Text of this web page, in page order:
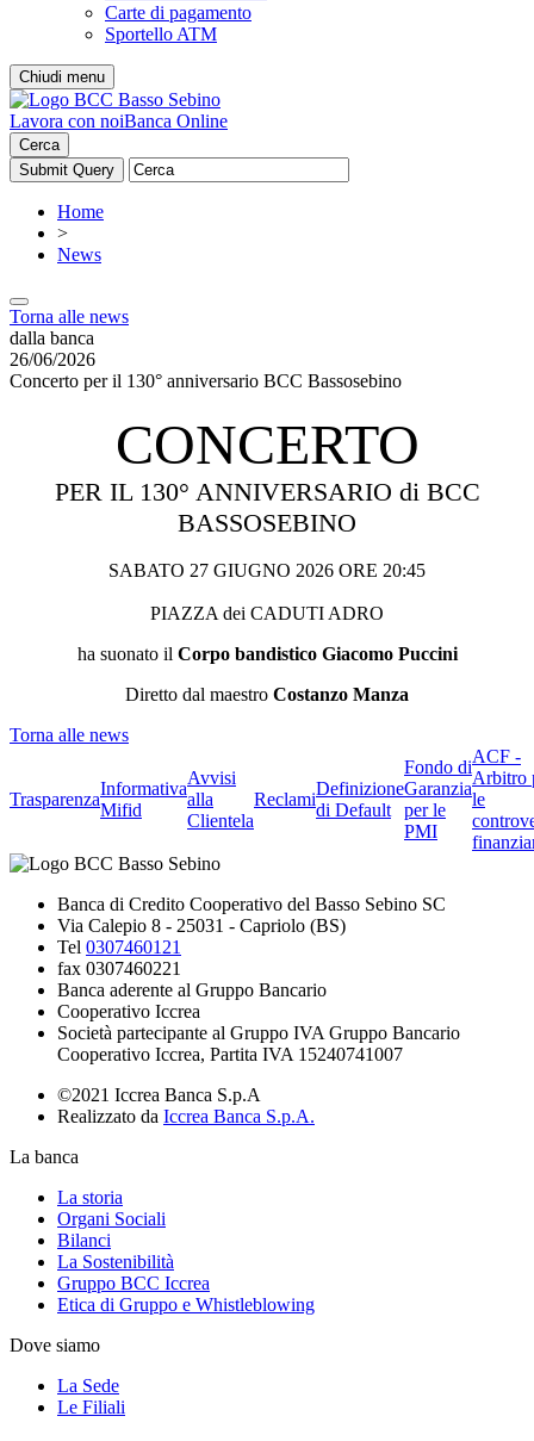
Carte di pagamento
Sportello ATM
Chiudi menu
Lavora con noiBanca Online
Cerca
Home
>
News
Torna alle news
dalla banca
26/06/2026
Concerto per il 130° anniversario BCC Bassosebino
CONCERTO
PER IL 130° ANNIVERSARIO di BCC
BASSOSEBINO
SABATO 27 GIUGNO 2026 ORE 20:45
PIAZZA dei CADUTI ADRO
ha suonato il Corpo bandistico Giacomo Puccini
Diretto dal maestro Costanzo Manza
Torna alle news
Trasparenza
Informativa
Mifid
Avvisi
alla
Clientela
Reclami
Definizione
di Default
Fondo di
Garanzia
per le
PMI
ACF -
Arbitro
le
Banca di Credito Cooperativo del Basso Sebino SC
Via Calepio 8 - 25031 - Capriolo (BS)
Tel 0307460121
fax 0307460221
Banca aderente al Gruppo Bancario
Cooperativo Iccrea
Società partecipante al Gruppo IVA Gruppo Bancario
Cooperativo Iccrea, Partita IVA 15240741007
©2021 Iccrea Banca S.p.A
Realizzato da Iccrea Banca S.p.A.
La banca
La storia
Organi Sociali
Bilanci
La Sostenibilità
Gruppo BCC Iccrea
Etica di Gruppo e Whistleblowing
Dove siamo
La Sede
Le Filiali